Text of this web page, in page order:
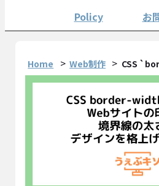
Policy
お
Home Web制作 CSS